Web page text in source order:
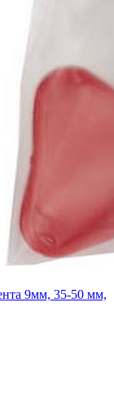
9мм, 35-50 мм,